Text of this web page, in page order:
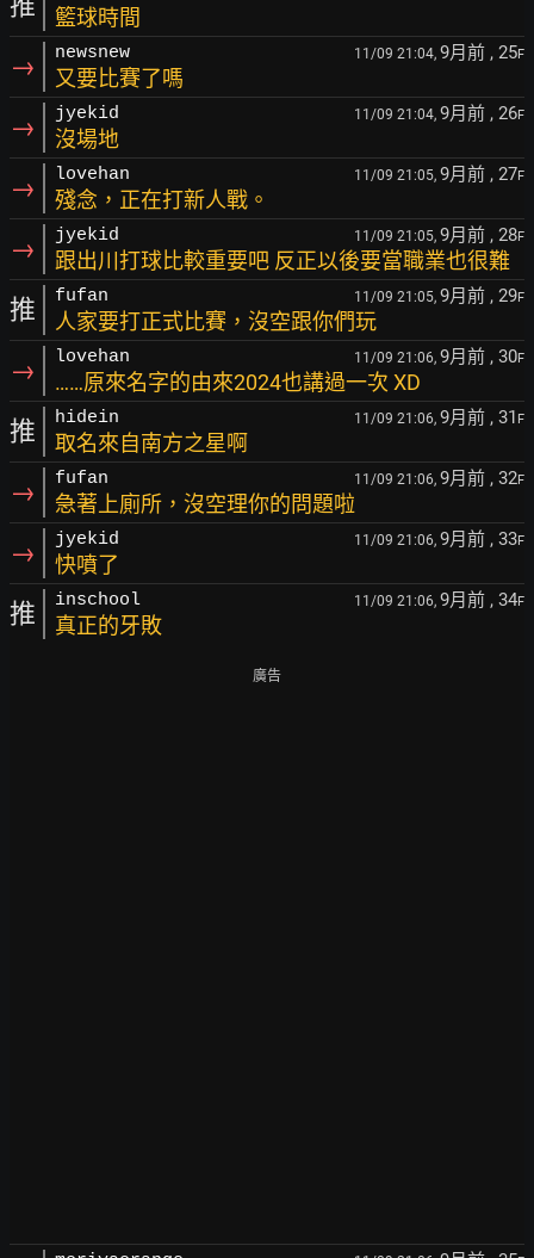
籃球時間
→ newsnew 11/09 21:04, 9月前 , 25F
又要比賽了嗎
→ jyekid 11/09 21:04, 9月前 , 26F
沒場地
→ lovehan 11/09 21:05, 9月前 , 27F
殘念，正在打新人戰。
→ jyekid 11/09 21:05, 9月前 , 28F
跟出川打球比較重要吧 反正以後要當職業也很難
推 fufan 11/09 21:05, 9月前 , 29F
人家要打正式比賽，沒空跟你們玩
→ lovehan 11/09 21:06, 9月前 , 30F
……原來名字的由來2024也講過一次 XD
推 hidein 11/09 21:06, 9月前 , 31 F
取名來自南方之星啊
→ fufan 11/09 21:06, 9月前 , 32F
急著上廁所，沒空理你的問題啦
→ jyekid 11/09 21:06, 9月前 , 33F
快噴了
推 inschool 11/09 21:06, 9月前 , 34F
真正的牙敗
廣告